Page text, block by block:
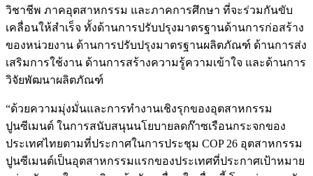
วิชาชีพ ภาคอุตสาหกรรม และภาคการศึกษา ที่จะร่วมกันขับ
เคลื่อนให้สำเร็จ ทั้งด้านการปรับปรุงมาตรฐานด้านการก่อสร้าง
ของหน่วยงาน ด้านการปรับปรุงมาตรฐานผลิตภัณฑ์ ด้านการส่ง
เสริมการใช้งาน ด้านการสร้างความรู้ความเข้าใจ และด้านการ
วิจัยพัฒนาผลิตภัณฑ์
“ด้วยความมุ่งมั่นและการทำงานเชิงรุกของอุตสาหกรรม
ปูนซีเมนต์ ในการสนับสนุนนโยบายลดก๊าซเรือนกระจกของ
ประเทศไทยตามที่ประกาศในการประชุม COP 26 อุตสาหกรรม
ปูนซีเมนต์เป็นอุตสาหกรรมแรกของประเทศที่ประกาศเป้าหมาย